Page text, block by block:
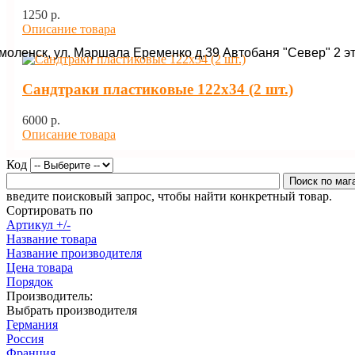
ул. Маршала Еременко д.39 Автобаня "Север" 2
1250 p.
Описание товара
Сандтраки пластиковые 122х34 (2 шт.)
6000 p.
Описание товара
Код
введите поисковый запрос, чтобы найти конкретный товар.
Сортировать по
Артикул +/-
Название товара
Название производителя
Цена товара
Порядок
Производитель:
Выбрать производителя
Германия
Россия